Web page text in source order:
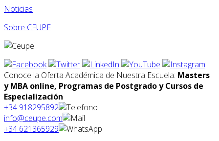
Noticias
Sobre CEUPE
Conoce la Oferta Académica de Nuestra Escuela: Masters
y MBA online, Programas de Postgrado y Cursos de
Especialización
+34 918295892
info@ceupe.com
+34 621365929